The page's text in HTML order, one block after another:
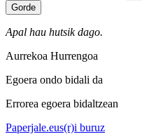
Gorde
Apal hau hutsik dago.
Aurrekoa Hurrengoa
Egoera ondo bidali da
Errorea egoera bidaltzean
Paperjale.eus(r)i buruz